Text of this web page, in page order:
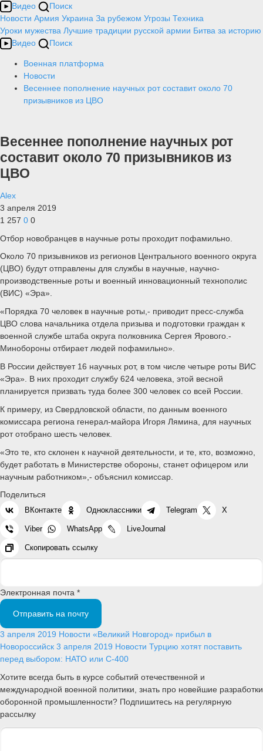
Видео
Поиск
Новости Армия Украина За рубежом Угрозы Техника
Уроки мужества Лучшие традиции русской армии Битва за историю
Видео
Поиск
Военная платформа
Новости
Весеннее пополнение научных рот составит около 70
призывников из ЦВО
Весеннее пополнение научных рот
составит около 70 призывников из
ЦВО
Alex
3 апреля 2019
1 257 0 0
Отбор новобранцев в научные роты проходит пофамильно.
Около 70 призывников из регионов Центрального военного округа
(ЦВО) будут отправлены для службы в научные, научно-
производственные роты и военный инновационный технополис
(ВИС) «Эра».
«Порядка 70 человек в научные роты,- приводит пресс-служба
ЦВО слова начальника отдела призыва и подготовки граждан к
военной службе штаба округа полковника Сергея Ярового.-
Минобороны отбирает людей пофамильно».
В России действует 16 научных рот, в том числе четыре роты ВИС
«Эра». В них проходит службу 624 человека, этой весной
планируется призвать туда более 300 человек со всей России.
К примеру, из Свердловской области, по данным военного
комиссара региона генерал-майора Игоря Лямина, для научных
рот отобрано шесть человек.
«Это те, кто склонен к научной деятельности, и те, кто, возможно,
будет работать в Министерстве обороны, станет офицером или
научным работником»,- объяснил комиссар.
Поделиться
ВКонтакте Одноклассники Telegram X
Viber WhatsApp LiveJournal
Скопировать ссылку
Электронная почта *
Отправить на почту
3 апреля 2019 Новости «Великий Новгород» прибыл в
Новороссийск 3 апреля 2019 Новости Турцию хотят поставить
перед выбором: НАТО или С-400
Хотите всегда быть в курсе событий отечественной и
международной военной политики, знать про новейшие разработки
оборонной промышленности? Подпишитесь на регулярную
рассылку